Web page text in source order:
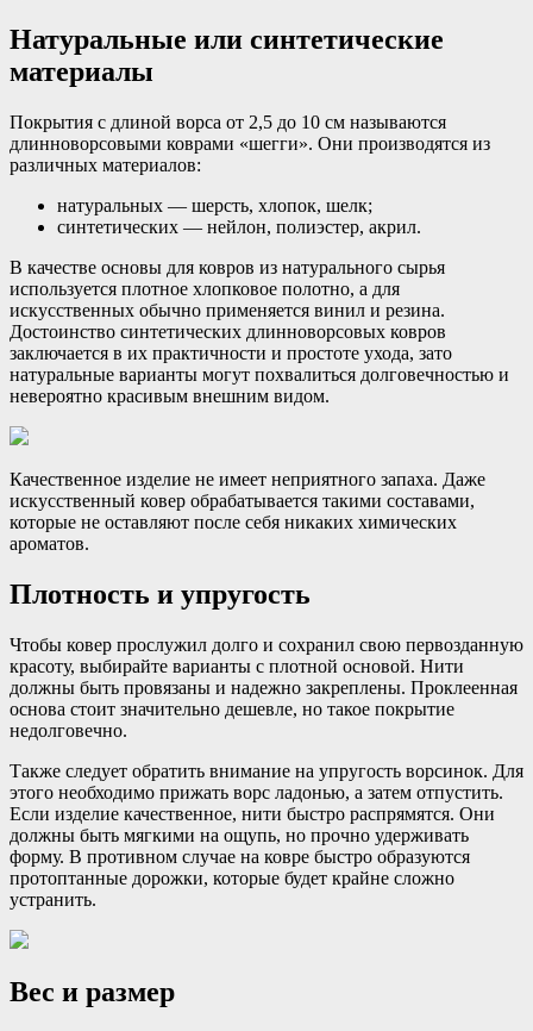
Натуральные или синтетические
материалы
Покрытия с длиной ворса от 2,5 до 10 см называются
длинноворсовыми коврами «шегги». Они производятся из
различных материалов:
натуральных — шерсть, хлопок, шелк;
синтетических — нейлон, полиэстер, акрил.
В качестве основы для ковров из натурального сырья
используется плотное хлопковое полотно, а для
искусственных обычно применяется винил и резина.
Достоинство синтетических длинноворсовых ковров
заключается в их практичности и простоте ухода, зато
натуральные варианты могут похвалиться долговечностью и
невероятно красивым внешним видом.
Качественное изделие не имеет неприятного запаха. Даже
искусственный ковер обрабатывается такими составами,
которые не оставляют после себя никаких химических
ароматов.
Плотность и упругость
Чтобы ковер прослужил долго и сохранил свою первозданную
красоту, выбирайте варианты с плотной основой. Нити
должны быть провязаны и надежно закреплены. Проклеенная
основа стоит значительно дешевле, но такое покрытие
недолговечно.
Также следует обратить внимание на упругость ворсинок. Для
этого необходимо прижать ворс ладонью, а затем отпустить.
Если изделие качественное, нити быстро распрямятся. Они
должны быть мягкими на ощупь, но прочно удерживать
форму. В противном случае на ковре быстро образуются
протоптанные дорожки, которые будет крайне сложно
устранить.
Вес и размер